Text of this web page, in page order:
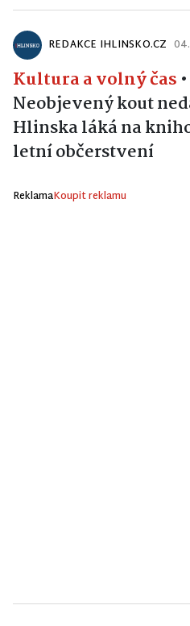
REDAKCE IHLINSKO.CZ
Kultura a volný čas •
Neobjevený kout
Hlinska láká na
letní občerstvení
ReklamaKoupit reklamu